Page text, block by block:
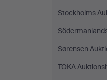
Stockholms
Sørensen
TOKA